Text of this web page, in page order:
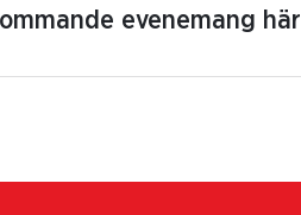
evenemang här